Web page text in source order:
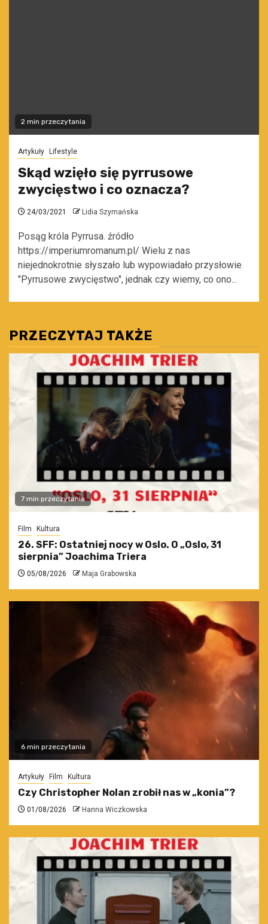
2 min przeczytania
Artykuły Lifestyle
Skąd wzięło się pyrrusowe
zwycięstwo i co oznacza?
24/03/2021 Lidia Szymańska
Posąg króla Pyrrusa. źródło
https://imperiumromanum.pl/ Wielu z nas
niejednokrotnie słyszało lub wypowiadało przysłowie
"Pyrrusowe zwycięstwo", jednak czy wiemy, co ono...
PRZECZYTAJ TAKŻE
7 min przeczytania
Film Kultura
26. SFF: Ostatniej nocy w Oslo. O „Oslo, 31
sierpnia” Joachima Triera
05/08/2026 Maja Grabowska
6 min przeczytania
Artykuły Film Kultura
Czy Christopher Nolan zrobił nas w „konia”?
01/08/2026 Hanna Wiczkowska